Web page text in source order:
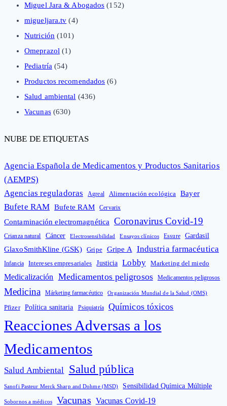
Miguel Jara & Abogados (152)
migueljara.tv (4)
Nutrición (101)
Omeprazol (1)
Pediatría (54)
Productos recomendados (6)
Salud ambiental (436)
Vacunas(630)
NUBE DE ETIQUETAS
Agencia Española de Medicamentos y Productos Sanitarios
(AEMPS)
Agencias reguladoras
Agreal Alimentación ecológica Bayer
Bufete RAM Bufete RAM Cervarix
Contaminación electromagnética Coronavirus Covid-19
Crianza natural Cáncer Electrosensibilidad Ensayos clínicos Essure Gardasil
GlaxoSmithKline (GSK) Gripe Gripe A Industria farmacéutica
Infancia Intereses empresariales Justicia Lobby Marketing del miedo
Medicalización Medicamentos peligrosos Medicamentos peligrosos
Medicina Márketing farmacéutico Organización Mundial de la Salud (OMS)
Pfizer Política sanitaria Psiquiatría Químicos tóxicos
Reacciones Adversas a los
Medicamentos
Salud Ambiental Salud pública
Sanofi Pasteur Merck Sharp and Dohme (MSD) Sensibilidad Química Múltiple
Sobornos a médicos Vacunas Vacunas Covid-19